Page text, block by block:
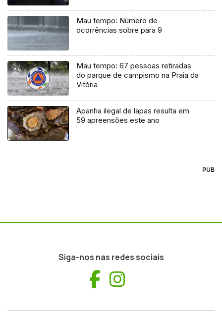
Mau tempo: Número de
ocorrências sobre para 9
Mau tempo: 67 pessoas retiradas
do parque de campismo na Praia da
Vitória
Apanha ilegal de lapas resulta em
59 apreensões este ano
PUB
Siga-nos nas redes sociais
Facebook